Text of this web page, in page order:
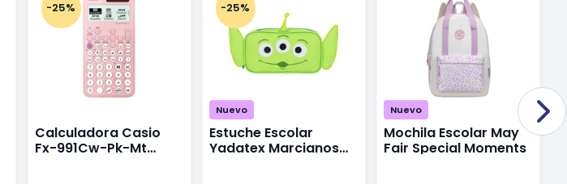
-25%
Calculadora Casio
Fx-991Cw-Pk-Mt
-25%
Nuevo
Estuche Escolar
Yadatex Marcianos
Nuevo
Mochila Escolar May
Fair Special Moments